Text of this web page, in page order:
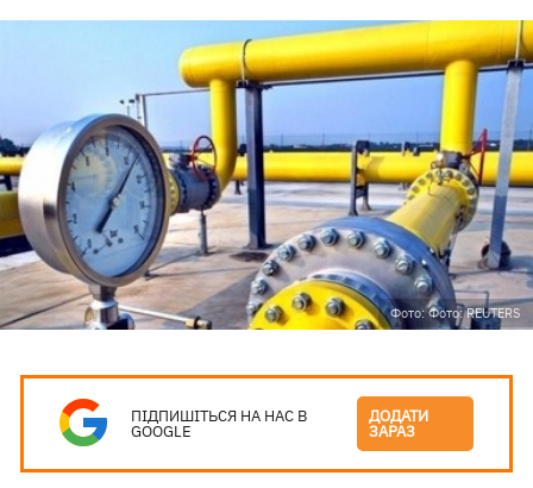
Фото: Фото: REUTERS
ПІДПИШІТЬСЯ НА НАС В
GOOGLE
ДОДАТИ
ЗАРАЗ